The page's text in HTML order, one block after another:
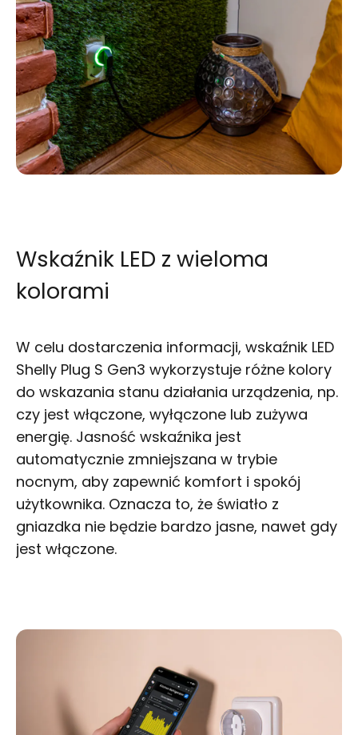
Wskaźnik LED z wieloma
kolorami
W celu dostarczenia informacji, wskaźnik LED
Shelly Plug S Gen3 wykorzystuje różne kolory
do wskazania stanu działania urządzenia, np.
czy jest włączone, wyłączone lub zużywa
energię. Jasność wskaźnika jest
automatycznie zmniejszana w trybie
nocnym, aby zapewnić komfort i spokój
użytkownika. Oznacza to, że światło z
gniazdka nie będzie bardzo jasne, nawet gdy
jest włączone.